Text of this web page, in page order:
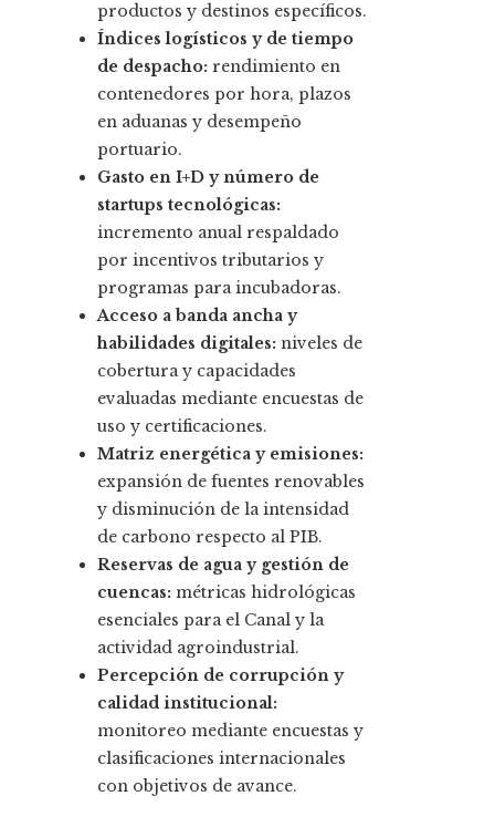
productos y destinos específicos.
Índices logísticos y de tiempo
de despacho: rendimiento en
contenedores por hora, plazos
en aduanas y desempeño
portuario.
Gasto en I+D y número de
startups tecnológicas:
incremento anual respaldado
por incentivos tributarios y
programas para incubadoras.
Acceso a banda ancha y
habilidades digitales: niveles de
cobertura y capacidades
evaluadas mediante encuestas de
uso y certificaciones.
Matriz energética y emisiones:
expansión de fuentes renovables
y disminución de la intensidad
de carbono respecto al PIB.
Reservas de agua y gestión de
cuencas: métricas hidrológicas
esenciales para el Canal y la
actividad agroindustrial.
Percepción de corrupción y
calidad institucional:
monitoreo mediante encuestas y
clasificaciones internacionales
con objetivos de avance.